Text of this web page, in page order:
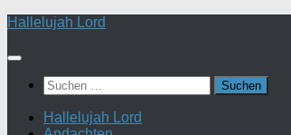
Zum
springen
Hallelujah Lord
Suchen
nach:
Hallelujah Lord